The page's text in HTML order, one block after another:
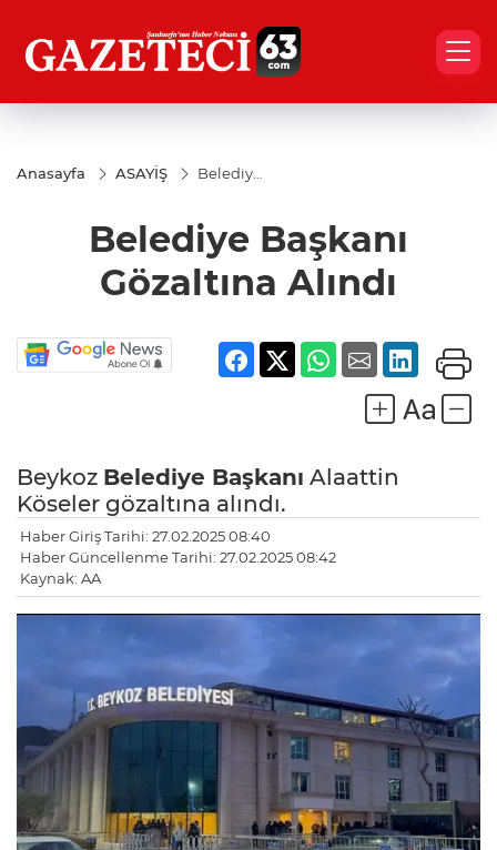
Anasayfa ASAYİŞ
Belediye
Alındı
Belediye Başkanı
Gözaltına Alındı
Beykoz Belediye Başkanı Alaattin
Köseler gözaltına alındı.
Haber Giriş Tarihi: 27.02.2025 08:40
Haber Güncellenme Tarihi: 27.02.2025 08:42
Kaynak: AA